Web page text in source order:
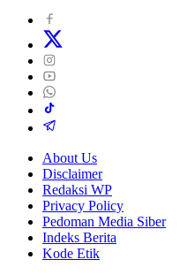
About Us
Disclaimer
Redaksi WP
Privacy Policy
Pedoman Media Siber
Indeks Berita
Kode Etik